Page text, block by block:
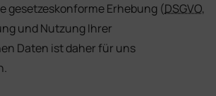
gesetzeskonforme Erhebung (DSGVO,
und Nutzung Ihrer
Daten ist daher für uns